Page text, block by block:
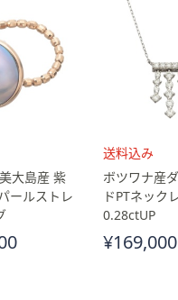
大島産 紫
ールストレ
送
料
込
み
ボツワナ産
ドPTネック
0.28ctUP
¥169,000